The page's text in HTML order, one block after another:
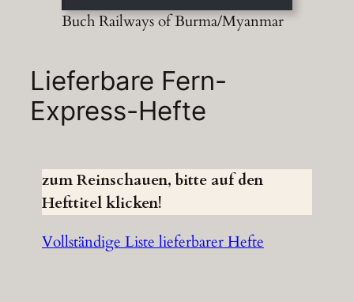
Lieferbare Fern-
Express-Hefte
zum Reinschauen, bitte auf den
Hefttitel klicken!
Vollständige Liste lieferbarer Hefte
Buch Railways of Burma/Myanmar